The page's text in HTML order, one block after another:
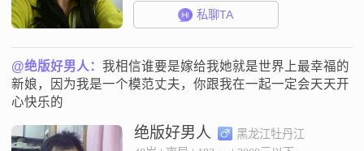
私聊TA
@绝版好男人：我相信谁要是嫁给我她就是世界上最幸福的
新娘，因为我是一个模范丈夫，你跟我在一起一定会天天开
心快乐的
绝版好男人
黑龙江牡丹江